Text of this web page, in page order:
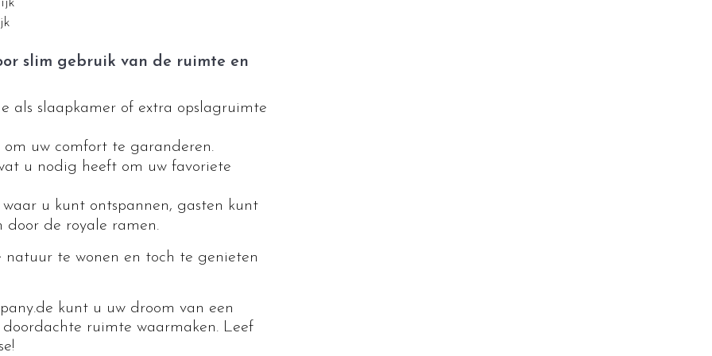
slim gebruik van de ruimte en
als slaapkamer of extra opslagruimte
uw comfort te garanderen.
u nodig heeft om uw favoriete
u kunt ontspannen, gasten kunt
de royale ramen.
te wonen en toch te genieten
kunt u uw droom van een
ruimte waarmaken. Leef